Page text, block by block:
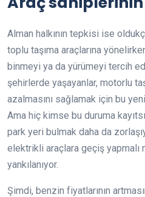
Alman halkının tepkisi ise
toplu taşıma araçlarına
binmeyi ya da yürümeyi tercih
şehirlerde yaşayanlar, motorlu
azalmasını sağlamak için bu
Ama hiç kimse bu duruma
park yeri bulmak daha da
elektrikli araçlara geçiş yapmalı
yankılanıyor.
Şimdi, benzin fiyatlarının